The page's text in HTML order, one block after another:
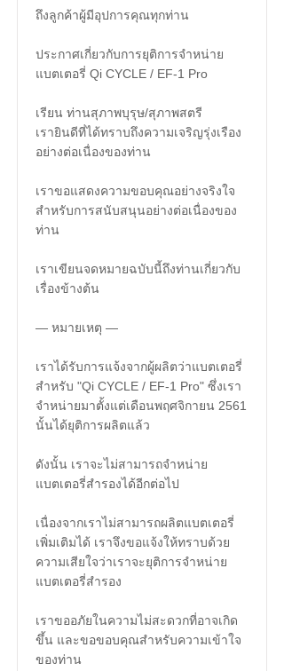
ถึงลูกค้าผู้มีอุปการคุณทุกท่าน
ประกาศเกี่ยวกับการยุติการจำหน่าย
แบตเตอรี่ Qi CYCLE / EF-1 Pro
เรียน ท่านสุภาพบุรุษ/สุภาพสตรี
เรายินดีที่ได้ทราบถึงความเจริญรุ่งเรือง
อย่างต่อเนื่องของท่าน
เราขอแสดงความขอบคุณอย่างจริงใจ
สำหรับการสนับสนุนอย่างต่อเนื่องของ
ท่าน
เราเขียนจดหมายฉบับนี้ถึงท่านเกี่ยวกับ
เรื่องข้างต้น
― หมายเหตุ ―
เราได้รับการแจ้งจากผู้ผลิตว่าแบตเตอรี่
สำหรับ "Qi CYCLE / EF-1 Pro" ซึ่งเรา
จำหน่ายมาตั้งแต่เดือนพฤศจิกายน 2561
นั้นได้ยุติการผลิตแล้ว
ดังนั้น เราจะไม่สามารถจำหน่าย
แบตเตอรี่สำรองได้อีกต่อไป
เนื่องจากเราไม่สามารถผลิตแบตเตอรี่
เพิ่มเติมได้ เราจึงขอแจ้งให้ทราบด้วย
ความเสียใจว่าเราจะยุติการจำหน่าย
แบตเตอรี่สำรอง
เราขออภัยในความไม่สะดวกที่อาจเกิด
ขึ้น และขอขอบคุณสำหรับความเข้าใจ
ของท่าน